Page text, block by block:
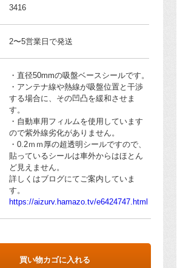
3416
2〜5営業日で発送
・直径50mmの吸盤ベースシールです。
・アンテナ線や熱線が吸盤位置と干渉
する場合に、その凹凸を緩和させま
す。
・自動車用フィルムを使用しています
ので紫外線劣化がありません。
・0.2ｍｍ厚の超透明シールですので、
貼っているシールは車外からはほとん
ど見えません。
詳しくはブログにてご案内していま
す。
https://aizurv.hamazo.tv/e6424747.html
買い物カゴに入れる